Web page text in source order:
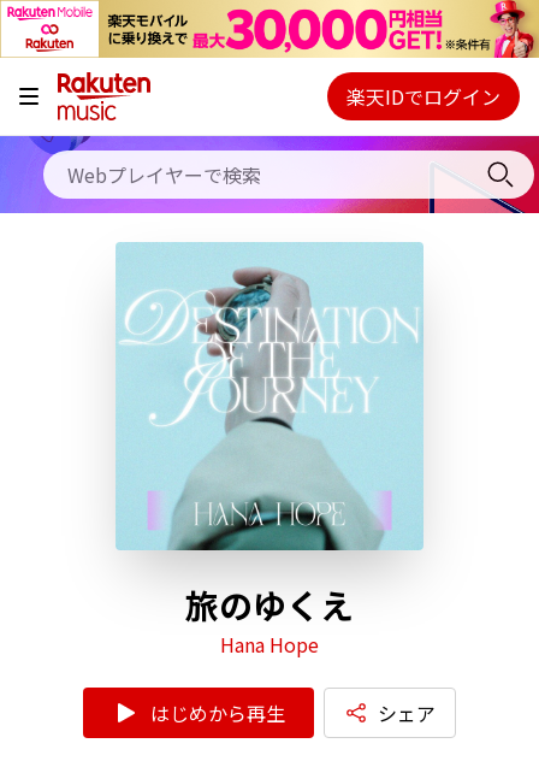
キャンペーン
料金プラン
使い方
初回30日間無料お試し
Webプレイヤー
ご契約内容の確認・変更
楽天IDでログイン
旅のゆくえ
Hana Hope
はじめから再生 シェア